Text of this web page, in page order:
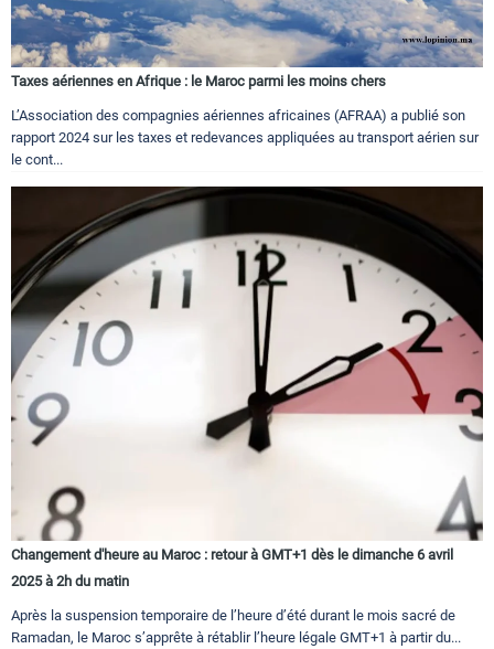
Taxes aériennes en Afrique : le Maroc parmi les moins chers
L’Association des compagnies aériennes africaines (AFRAA) a publié son
rapport 2024 sur les taxes et redevances appliquées au transport aérien sur
le cont...
Changement d'heure au Maroc : retour à GMT+1 dès le dimanche 6 avril
2025 à 2h du matin
Après la suspension temporaire de l’heure d’été durant le mois sacré de
Ramadan, le Maroc s’apprête à rétablir l’heure légale GMT+1 à partir du...